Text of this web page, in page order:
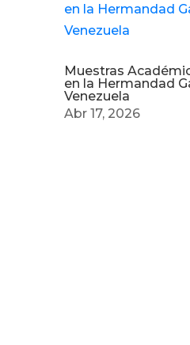
Muestras
en la Hermandad
Venezuela
Abr 17, 2026